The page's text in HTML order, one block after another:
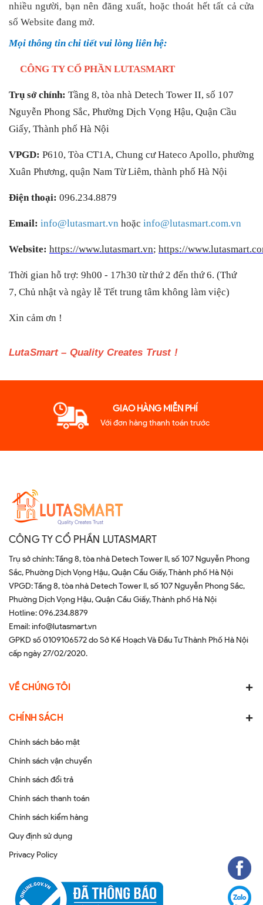
nhiều người, bạn nên đăng xuất, hoặc thoát hết tất cả cửa
sổ Website đang mở.
Mọi thông tin chi tiết vui lòng liên hệ:
CÔNG TY CỔ PHẦN LUTASMART
Trụ sở chính: Tầng 8, tòa nhà Detech Tower II, số 107
Nguyễn Phong Sắc, Phường Dịch Vọng Hậu, Quận Cầu
Giấy, Thành phố Hà Nội
VPGD: P610, Tòa CT1A, Chung cư Hateco Apollo, phường
Xuân Phương, quận Nam Từ Liêm, thành phố Hà Nội
Điện thoại: 096.234.8879
Email: info@lutasmart.vn hoặc info@lutasmart.com.vn
Website: https://www.lutasmart.vn; https://
Thời gian hỗ trợ: 9h00 - 17h30 từ thứ 2 đến thứ 6. (Thứ
7, Chủ nhật và ngày lễ Tết trung tâm không làm việc)
Xin cảm ơn !
LutaSmart – Quality Creates Trust !
GIAO HÀNG MIỄN PHÍ
Với đơn hàng thanh toán trước
CÔNG TY CỔ PHẦN LUTASMART
Trụ sở chính: Tầng 8, tòa nhà Detech Tower II, số 107 Nguyễn Phong
Sắc, Phường Dịch Vọng Hậu, Quận Cầu Giấy, Thành phố Hà Nội
VPGD: Tầng 8, tòa nhà Detech Tower II, số 107 Nguyễn Phong Sắc,
Phường Dịch Vọng Hậu, Quận Cầu Giấy, Thành phố Hà Nội
Hotline:096.234.8879
Email:info@lutasmart.vn
GPKD số 0109106572 do Sở Kế Hoạch Và Đầu Tư Thành Phố Hà Nội
cấp ngày 27/02/2020.
VỀ CHÚNG TÔI
CHÍNH SÁCH
Chính sách bảo mật
Chính sách vận chuyển
Chính sách đổi trả
Chính sách thanh toán
Chính sách kiểm hàng
Quy định sử dụng
Privacy Policy